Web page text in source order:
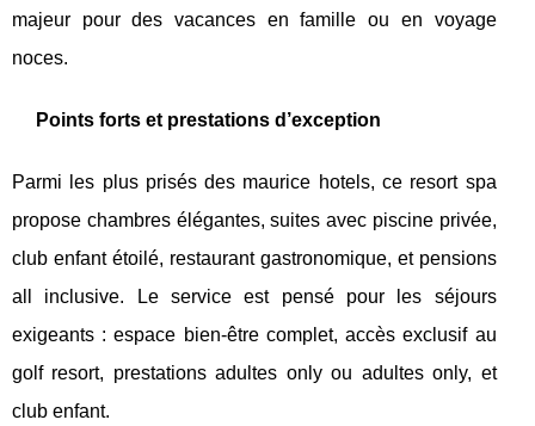
majeur pour des vacances en famille ou en voyage
noces.
Points forts et prestations d’exception
Parmi les plus prisés des maurice hotels, ce resort spa
propose chambres élégantes, suites avec piscine privée,
club enfant étoilé, restaurant gastronomique, et pensions
all inclusive. Le service est pensé pour les séjours
exigeants : espace bien-être complet, accès exclusif au
golf resort, prestations adultes only ou adultes only, et
club enfant.